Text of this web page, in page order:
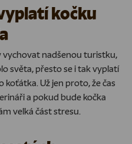
kočku
vychovat nadšenou turistku,
světa, přesto se i tak vyplatí
Už jen proto, že čas
a pokud bude kočka
velká část stresu.